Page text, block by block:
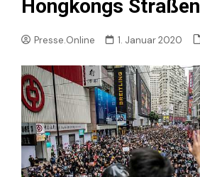
Hongkongs Straßen
Presse.Online 1. Januar 2020